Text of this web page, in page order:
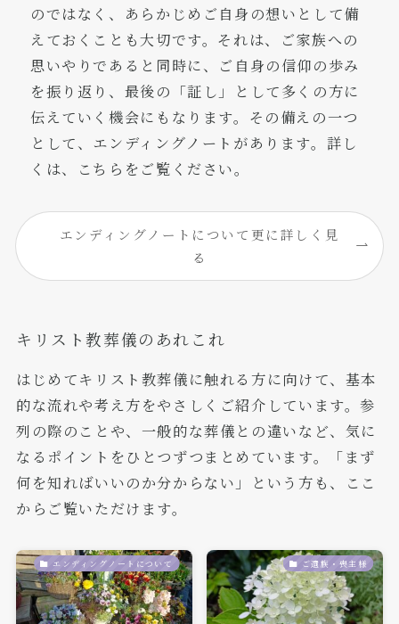
のではなく、あらかじめご自身の想いとして備
えておくことも大切です。それは、ご家族への
思いやりであると同時に、ご自身の信仰の歩み
を振り返り、最後の「証し」として多くの方に
伝えていく機会にもなります。その備えの一つ
として、エンディングノートがあります。詳し
くは、こちらをご覧ください。
エンディングノートについて更に詳しく見
る
キリスト教葬儀のあれこれ
はじめてキリスト教葬儀に触れる方に向けて、基本
的な流れや考え方をやさしくご紹介しています。参
列の際のことや、一般的な葬儀との違いなど、気に
なるポイントをひとつずつまとめています。「まず
何を知ればいいのか分からない」という方も、ここ
からご覧いただけます。
エンディングノートについて ご遺族・喪主様